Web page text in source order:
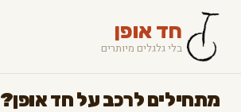
חד אופן
בלי גלגלים מיותרים
מתחילים לרכב על חד אופן?